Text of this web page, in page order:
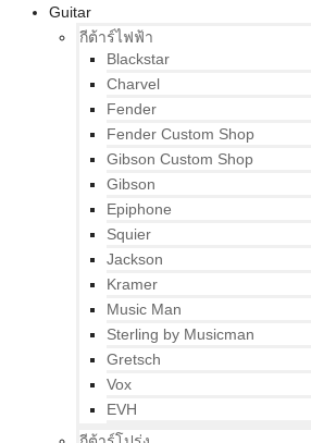
Guitar
กีต้าร์ไฟฟ้า
Blackstar
Charvel
Fender
Fender Custom Shop
Gibson Custom Shop
Gibson
Epiphone
Squier
Jackson
Kramer
Music Man
Sterling by Musicman
Gretsch
Vox
EVH